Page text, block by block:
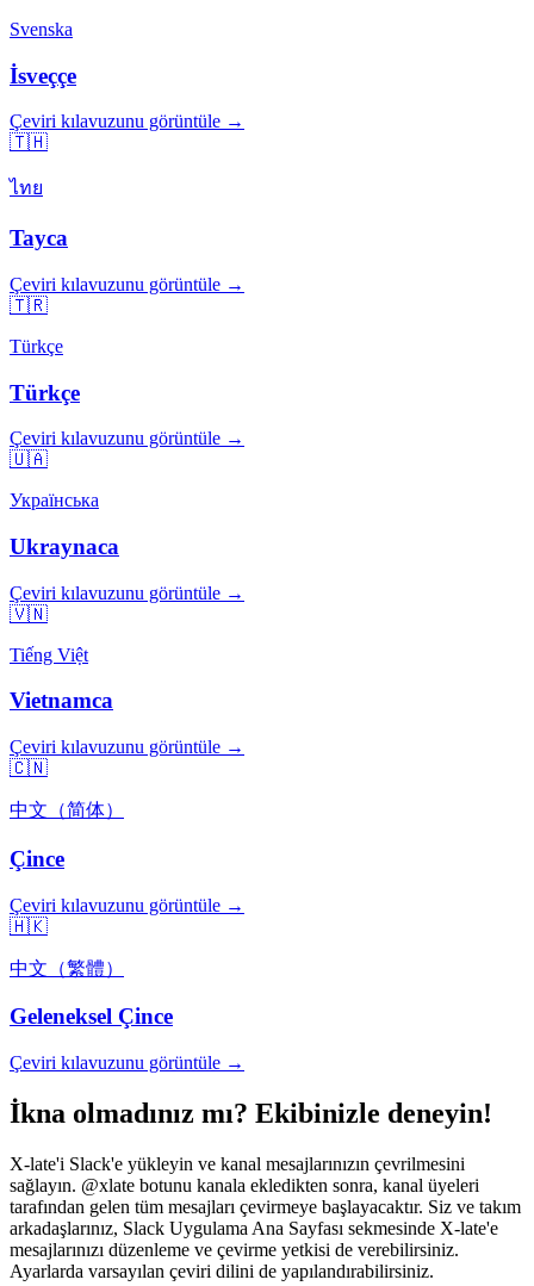
Svenska
İsveççe
Çeviri kılavuzunu görüntüle →
🇹🇭
ไทย
Tayca
Çeviri kılavuzunu görüntüle →
🇹🇷
Türkçe
Türkçe
Çeviri kılavuzunu görüntüle →
🇺🇦
Українська
Ukraynaca
Çeviri kılavuzunu görüntüle →
🇻🇳
Tiếng Việt
Vietnamca
Çeviri kılavuzunu görüntüle →
🇨🇳
中文（简体）
Çince
Çeviri kılavuzunu görüntüle →
🇭🇰
中文（繁體）
Geleneksel Çince
Çeviri kılavuzunu görüntüle →
İkna olmadınız mı? Ekibinizle deneyin!
X-late'i Slack'e yükleyin ve kanal mesajlarınızın çevrilmesini
sağlayın. @xlate botunu kanala ekledikten sonra, kanal üyeleri
tarafından gelen tüm mesajları çevirmeye başlayacaktır. Siz ve takım
arkadaşlarınız, Slack Uygulama Ana Sayfası sekmesinde X-late'e
mesajlarınızı düzenleme ve çevirme yetkisi de verebilirsiniz.
Ayarlarda varsayılan çeviri dilini de yapılandırabilirsiniz.